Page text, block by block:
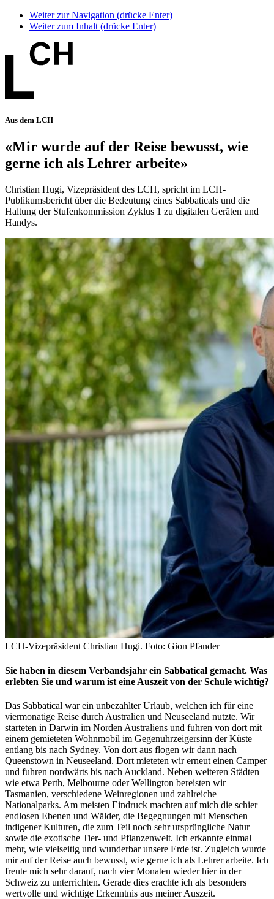
Weiter zur Navigation (drücke Enter)
Weiter zum Inhalt (drücke Enter)
Aus dem LCH
«Mir wurde auf der Reise bewusst, wie
gerne ich als Lehrer arbeite»
Christian Hugi, Vizepräsident des LCH, spricht im LCH-
Publikumsbericht über die Bedeutung eines Sabbaticals und die
Haltung der Stufenkommission Zyklus 1 zu digitalen Geräten und
Handys.
LCH-Vizepräsident Christian Hugi. Foto: Gion Pfander
Sie haben in diesem Verbandsjahr ein Sabbatical gemacht. Was
erlebten Sie und warum ist eine Auszeit von der Schule wichtig?
Das Sabbatical war ein unbezahlter Urlaub, welchen ich für eine
viermonatige Reise durch Australien und Neuseeland nutzte. Wir
starteten in Darwin im Norden Australiens und fuhren von dort mit
einem gemieteten Wohnmobil im Gegenuhrzeigersinn der Küste
entlang bis nach Sydney. Von dort aus flogen wir dann nach
Queenstown in Neuseeland. Dort mieteten wir erneut einen Camper
und fuhren nordwärts bis nach Auckland. Neben weiteren Städten
wie etwa Perth, Melbourne oder Wellington bereisten wir
Tasmanien, verschiedene Weinregionen und zahlreiche
Nationalparks. Am meisten Eindruck machten auf mich die schier
endlosen Ebenen und Wälder, die Begegnungen mit Menschen
indigener Kulturen, die zum Teil noch sehr ursprüngliche Natur
sowie die exotische Tier- und Pflanzenwelt. Ich erkannte einmal
mehr, wie vielseitig und wunderbar unsere Erde ist. Zugleich wurde
mir auf der Reise auch bewusst, wie gerne ich als Lehrer arbeite. Ich
freute mich sehr darauf, nach vier Monaten wieder hier in der
Schweiz zu unterrichten. Gerade dies erachte ich als besonders
wertvolle und wichtige Erkenntnis aus meiner Auszeit.